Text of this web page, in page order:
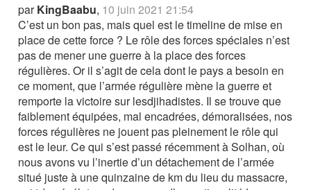
parKingBaabu, 10 juin 2021 21:54
C’est un bon pas, mais quel est le timeline de mise en
place de cette force ? Le rôle des forces spéciales n’est
pas de mener une guerre à la place des forces
régulières. Or il s’agit de cela dont le pays a besoin en
ce moment, que l’armée régulière mène la guerre et
remporte la victoire sur lesdjihadistes. Il se trouve que
faiblement équipées, mal encadrées, démoralisées, nos
forces régulières ne jouent pas pleinement le rôle qui
est le leur. Ce qui s’est passé récemment à Solhan, où
nous avons vu l’inertie d’un détachement de l’armée
situé juste à une quinzaine de km du lieu du massacre,